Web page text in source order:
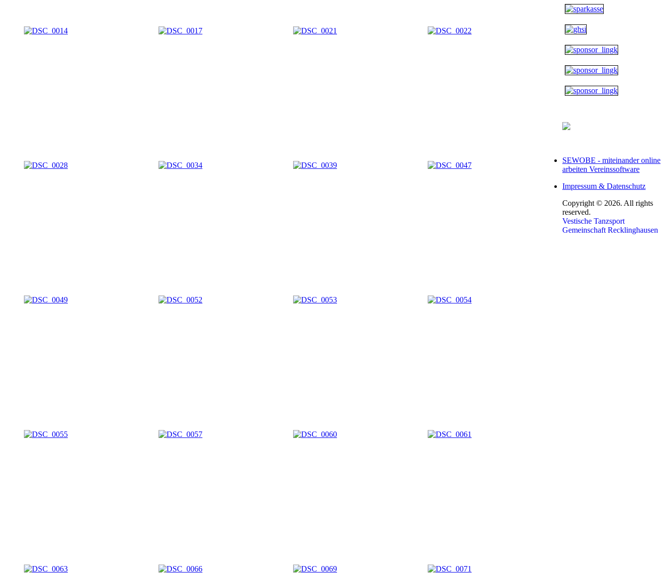
SEWOBE - miteinander online
arbeiten Vereinssoftware
Impressum & Datenschutz
Copyright © 2026. All rights
reserved.
Vestische Tanzsport
Gemeinschaft Recklinghausen